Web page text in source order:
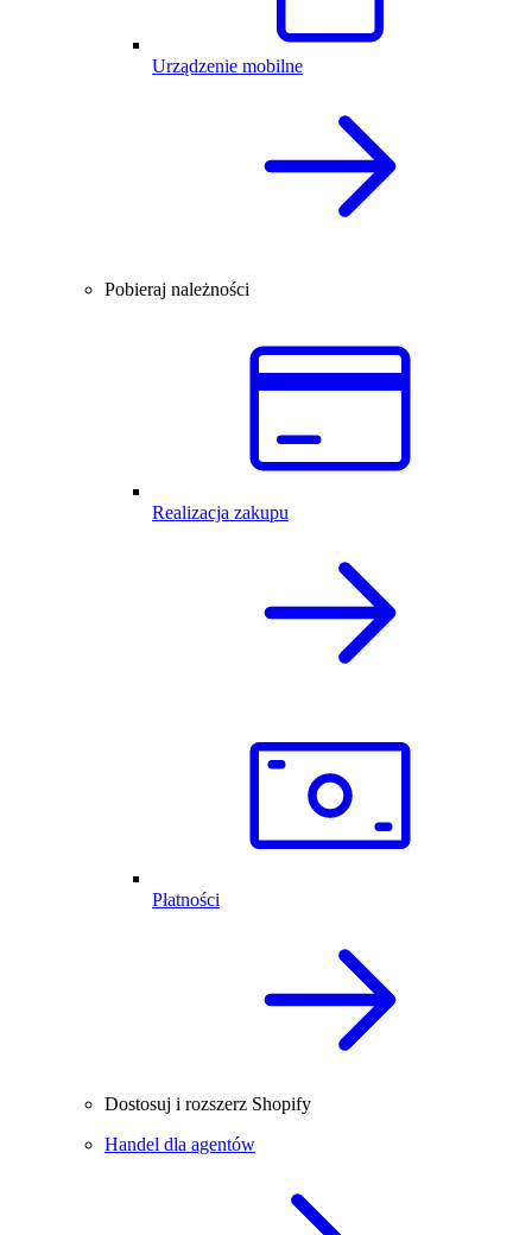
Urządzenie mobilne
Pobieraj należności
Realizacja zakupu
Płatności
Dostosuj i rozszerz Shopify
Handel dla agentów